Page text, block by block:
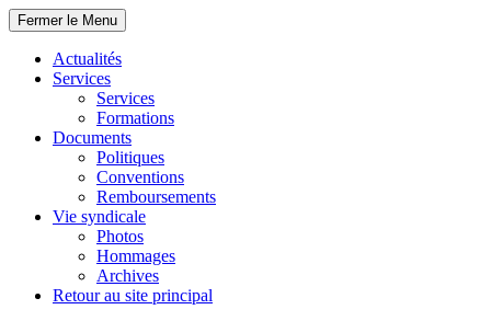
Fermer le Menu
Actualités
Services
Services
Formations
Documents
Politiques
Conventions
Remboursements
Vie syndicale
Photos
Hommages
Archives
Retour au site principal